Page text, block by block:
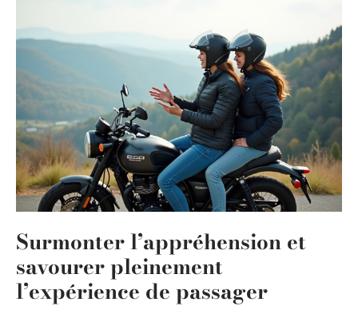
Surmonter l’appréhension et
savourer pleinement
l’expérience de passager